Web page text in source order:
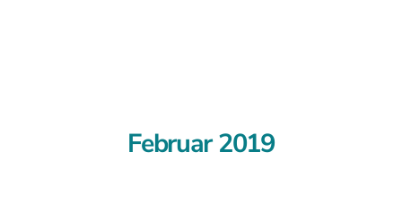
Februar 2019